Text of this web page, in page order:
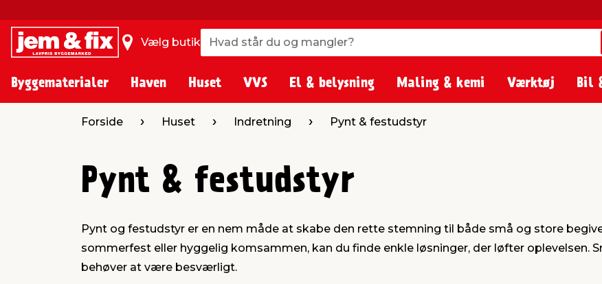
Vælg butik Hvad står du og mangler?
Hvad står du og mangler?
Byggematerialer Haven Huset VVS El & belysning Maling & kemi Værktøj Bil
Forside Huset Indretning Pynt & festudstyr
Pynt & festudstyr
Pynt og festudstyr er en nem måde at skabe den rette stemning til både små og store
sommerfest eller hyggelig komsammen, kan du finde enkle løsninger, der løfter oplevelsen.
behøver at være besværligt.